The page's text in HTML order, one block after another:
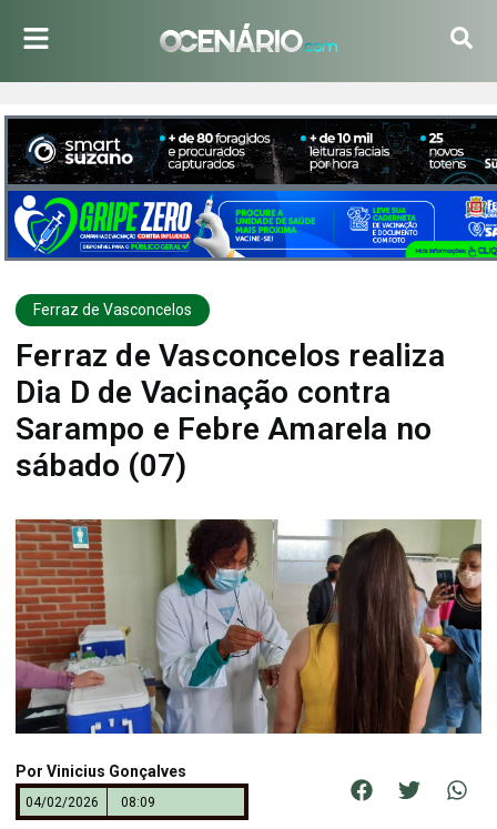
Ferraz de Vasconcelos
Ferraz de Vasconcelos realiza
Dia D de Vacinação contra
Sarampo e Febre Amarela no
sábado (07)
Por Vinicius Gonçalves
04/02/2026 08:09